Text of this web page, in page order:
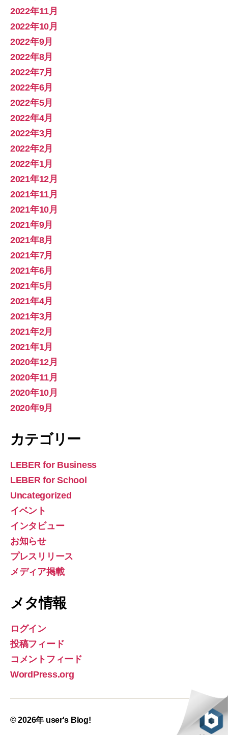
2022年11月
2022年10月
2022年9月
2022年8月
2022年7月
2022年6月
2022年5月
2022年4月
2022年3月
2022年2月
2022年1月
2021年12月
2021年11月
2021年10月
2021年9月
2021年8月
2021年7月
2021年6月
2021年5月
2021年4月
2021年3月
2021年2月
2021年1月
2020年12月
2020年11月
2020年10月
2020年9月
カテゴリー
LEBER for Business
LEBER for School
Uncategorized
イベント
インタビュー
お知らせ
プレスリリース
メディア掲載
メタ情報
ログイン
投稿フィード
コメントフィード
WordPress.org
© 2026年 user's Blog! 上↑